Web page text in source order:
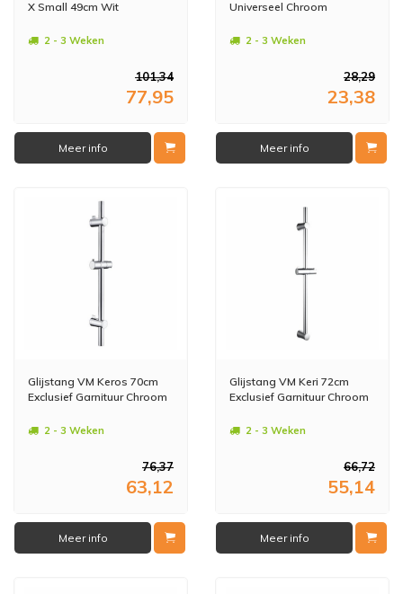
X Small 49cm Wit
2 - 3 Weken
101,34
77,95
Meer info
Universeel Chroom
2 - 3 Weken
28,29
23,38
Meer info
Glijstang VM Keros 70cm
Exclusief Garnituur Chroom
2 - 3 Weken
76,37
63,12
Meer info
Glijstang VM Keri 72cm
Exclusief Garnituur Chroom
2 - 3 Weken
66,72
55,14
Meer info